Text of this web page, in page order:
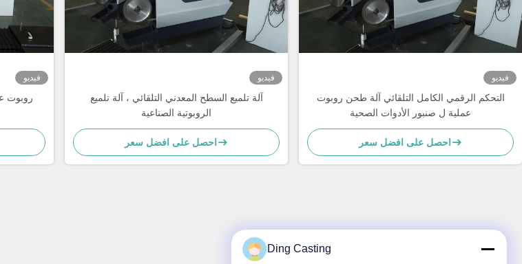
فيديو
روبوت
فيديو
آلة تلميع السطح المعدني التلقائي ، آلة تلميع
الروبوتية الصناعية
احصل على افضل سعر
فيديو
التحكم الرقمي الكامل التلقائي آلة طحن روبوت
عملية ل صنبور الأدوات الصحية
احصل على افضل سعر
Ding Casting